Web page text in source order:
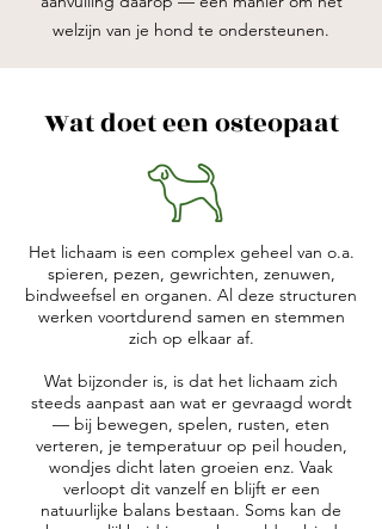
welzijn van je hond te ondersteunen.
Wat doet een osteopaat
Het lichaam is een complex geheel van o.a.
spieren, pezen, gewrichten, zenuwen,
bindweefsel en organen. Al deze structuren
werken voortdurend samen en stemmen
zich op elkaar af.
Wat bijzonder is, is dat het lichaam zich
steeds aanpast aan wat er gevraagd wordt
— bij bewegen, spelen, rusten, eten
verteren, je temperatuur op peil houden,
wondjes dicht laten groeien enz. Vaak
verloopt dit vanzelf en blijft er een
natuurlijke balans bestaan. Soms kan de